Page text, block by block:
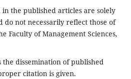
in the published articles are solely
do not necessarily reflect those of
Faculty of Management Sciences,
dissemination of published
citation is given.